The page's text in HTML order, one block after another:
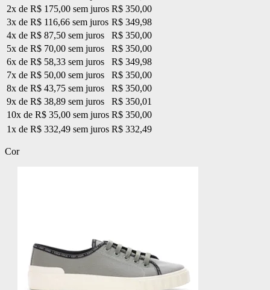
2x de R$ 175,00 sem juros R$ 350,00
3x de R$ 116,66 sem juros R$ 349,98
4x de R$ 87,50 sem juros
R$ 350,00
5x de R$ 70,00 sem juros
R$ 350,00
6x de R$ 58,33 sem juros
R$ 349,98
7x de R$ 50,00 sem juros
R$ 350,00
8x de R$ 43,75 sem juros
R$ 350,00
9x de R$ 38,89 sem juros
R$ 350,01
10x de R$ 35,00 sem juros R$ 350,00
1x de R$ 332,49 sem juros R$ 332,49
Cor